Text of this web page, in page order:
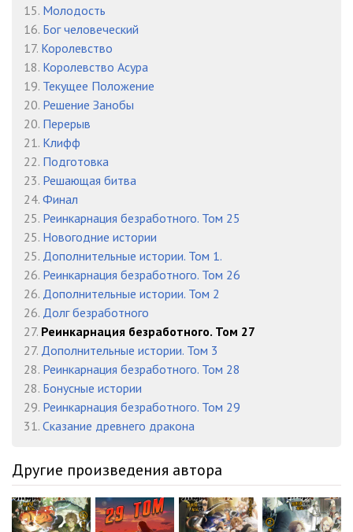
15. Молодость
16. Бог человеческий
17. Королевство
18. Королевство Асура
19. Текущее Положение
20. Решение Занобы
20. Перерыв
21. Клифф
22. Подготовка
23. Решающая битва
24. Финал
25. Реинкарнация безработного. Том 25
25. Новогодние истории
25. Дополнительные истории. Том 1.
26. Реинкарнация безработного. Том 26
26. Дополнительные истории. Том 2
26. Долг безработного
27. Реинкарнация безработного. Том 27
27. Дополнительные истории. Том 3
28. Реинкарнация безработного. Том 28
28. Бонусные истории
29. Реинкарнация безработного. Том 29
31. Сказание древнего дракона
Другие произведения автора